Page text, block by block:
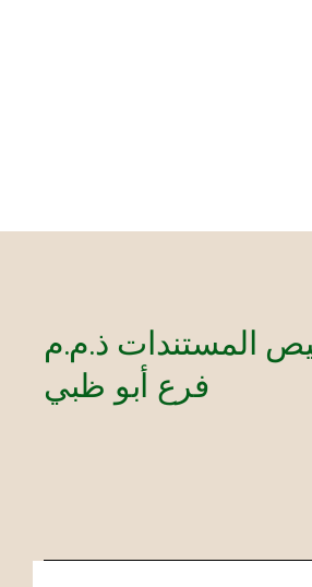
المستندات ذ.م.م
فرع أبو ظبي